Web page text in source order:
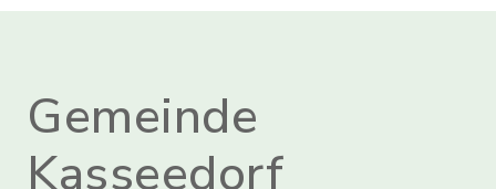
Gemeinde
Kasseedorf